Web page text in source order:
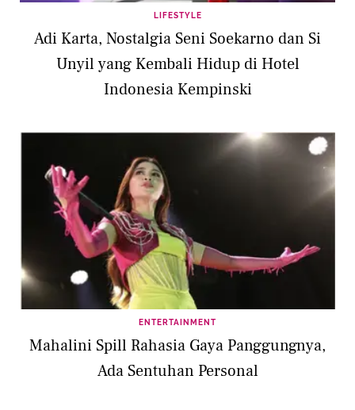
LIFESTYLE
Adi Karta, Nostalgia Seni Soekarno dan Si
Unyil yang Kembali Hidup di Hotel
Indonesia Kempinski
ENTERTAINMENT
Mahalini Spill Rahasia Gaya Panggungnya,
Ada Sentuhan Personal